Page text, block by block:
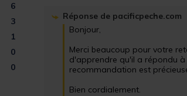
6
3
1
0
0
Réponse de pacificpeche.com
Bonjour,
Merci beaucoup pour votre
d'apprendre qu'il a répondu
recommandation est
Bien cordialement.